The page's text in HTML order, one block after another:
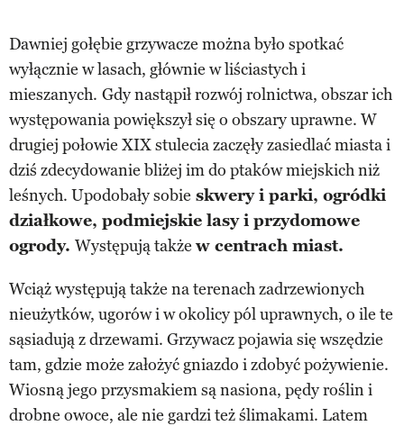
Dawniej gołębie grzywacze można było spotkać
wyłącznie w lasach, głównie w liściastych i
mieszanych. Gdy nastąpił rozwój rolnictwa, obszar ich
występowania powiększył się o obszary uprawne. W
drugiej połowie XIX stulecia zaczęły zasiedlać miasta i
dziś zdecydowanie bliżej im do ptaków miejskich niż
leśnych. Upodobały sobie skwery i parki, ogródki
działkowe, podmiejskie lasy i przydomowe
ogrody. Występują także w centrach miast.
Wciąż występują także na terenach zadrzewionych
nieużytków, ugorów i w okolicy pól uprawnych, o ile te
sąsiadują z drzewami. Grzywacz pojawia się wszędzie
tam, gdzie może założyć gniazdo i zdobyć pożywienie.
Wiosną jego przysmakiem są nasiona, pędy roślin i
drobne owoce, ale nie gardzi też ślimakami. Latem